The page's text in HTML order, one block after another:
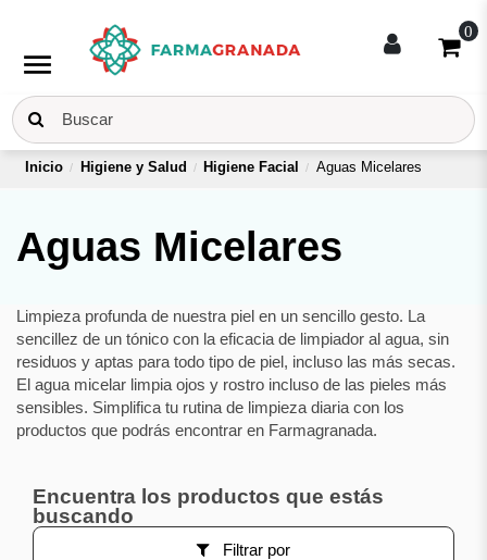
menu
0
Inicio Higiene y Salud Higiene Facial Aguas Micelares
Aguas Micelares
Limpieza profunda de nuestra piel en un sencillo gesto. La
sencillez de un tónico con la eficacia de limpiador al agua, sin
residuos y aptas para todo tipo de piel, incluso las más secas.
El agua micelar limpia ojos y rostro incluso de las pieles más
sensibles. Simplifica tu rutina de limpieza diaria con los
productos que podrás encontrar en Farmagranada.
Encuentra los productos que estás
buscando
Filtrar por